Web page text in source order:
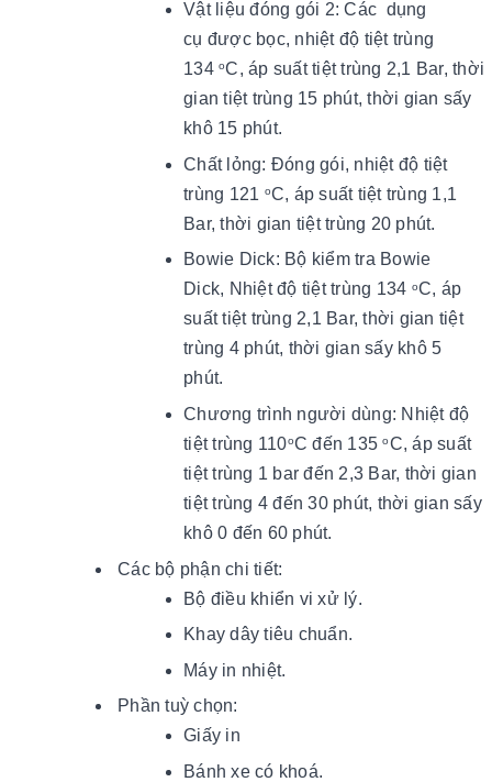
Vật liệu đóng gói 2: Các dụng
cụ được bọc, nhiệt độ tiệt trùng
134 oC, áp suất tiệt trùng 2,1 Bar, thời
gian tiệt trùng 15 phút, thời gian sấy
khô 15 phút.
Chất lỏng: Đóng gói, nhiệt độ tiệt
trùng 121 oC, áp suất tiệt trùng 1,1
Bar, thời gian tiệt trùng 20 phút.
Bowie Dick: Bộ kiểm tra Bowie
Dick, Nhiệt độ tiệt trùng 134 oC, áp
suất tiệt trùng 2,1 Bar, thời gian tiệt
trùng 4 phút, thời gian sấy khô 5
phút.
Chương trình người dùng: Nhiệt độ
tiệt trùng 110oC đến 135oC, áp suất
tiệt trùng 1 bar đến 2,3 Bar, thời gian
tiệt trùng 4 đến 30 phút, thời gian sấy
khô 0 đến 60 phút.
Các bộ phận chi tiết:
Bộ điều khiển vi xử lý.
Khay dây tiêu chuẩn.
Máy in nhiệt.
Phần tuỳ chọn:
Giấy in
Bánh xe có khoá.